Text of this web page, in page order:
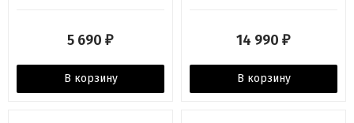
5 690 ₽
В корзину
14 990 ₽
В корзину